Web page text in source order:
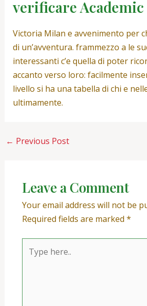
verificare Academic
Victoria Milan e avvenimento per
di un’avventura. frammezzo a le
interessanti c’e quella di poter
accanto verso loro: facilmente
livello si ha una tabella di chi e
ultimamente.
← Previous Post
Leave a Comment
Your email address will not be
Required fields are marked *
here..